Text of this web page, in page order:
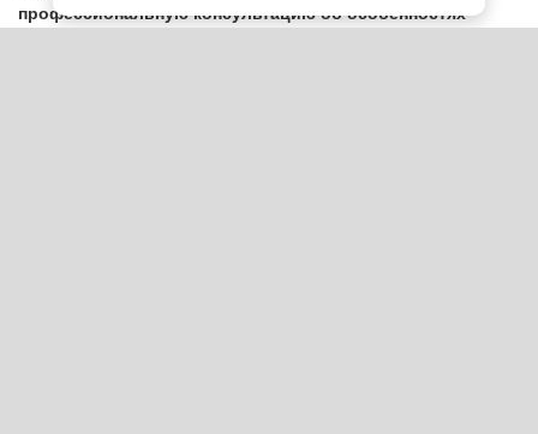
профессиональную консультацию об особенностях